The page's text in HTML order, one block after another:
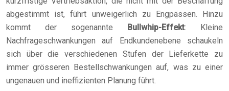
abgestimmt ist, führt unweigerlich zu Engpässen. Hinzu
kommt der sogenannte Bullwhip-Effekt: Kleine
Nachfrageschwankungen auf Endkundenebene schaukeln
sich über die verschiedenen Stufen der Lieferkette zu
immer grösseren Bestellschwankungen auf, was zu einer
ungenauen und ineffizienten Planung führt.